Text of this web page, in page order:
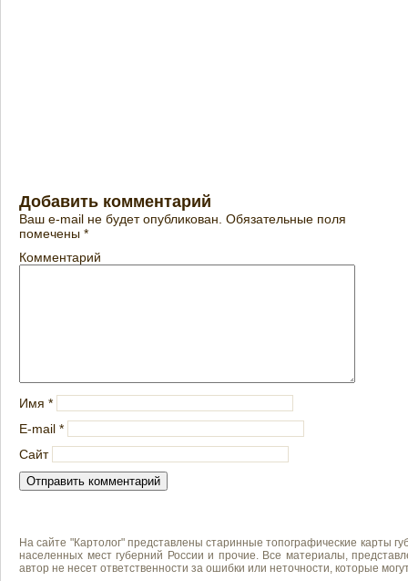
Добавить комментарий
Ваш e-mail не будет опубликован. Обязательные поля
помечены *
Комментарий
Имя *
E-mail *
Сайт
На сайте "Картолог" представлены старинные топографические карты
населенных мест губерний России и прочие. Все материалы,
автор не несет ответственности за ошибки или неточности, которые